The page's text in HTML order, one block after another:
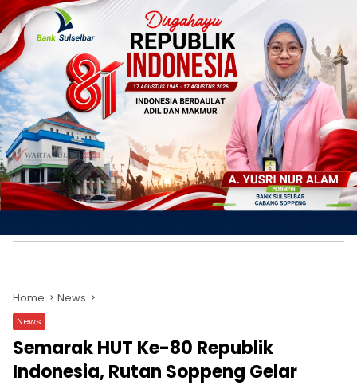
Home News
News
Semarak HUT Ke-80 Republik
Indonesia, Rutan Soppeng Gelar